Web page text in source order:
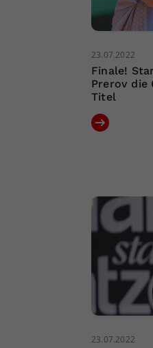
23.07.2022
Finale!
Prerov die
Titel
23.07.2022